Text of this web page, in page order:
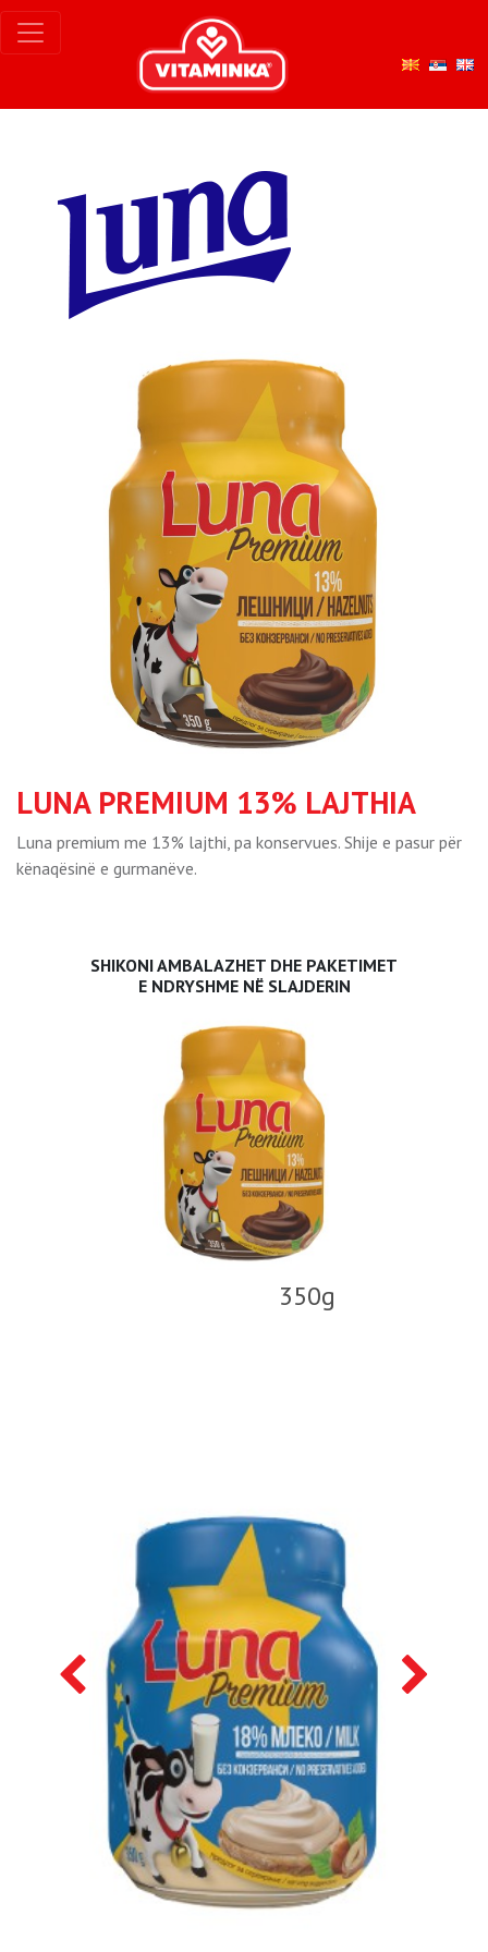
LUNA PREMIUM 13% LAJTHIA
Luna premium me 13% lajthi, pa konservues. Shije e pasur për
kënaqësinë e gurmanëve.
SHIKONI AMBALAZHET DHE PAKETIMET
E NDRYSHME NË SLAJDERIN
350g